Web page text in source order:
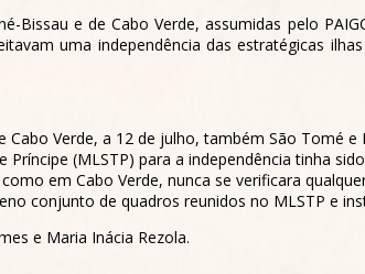
Bissau e de Cabo Verde, assumidas pelo
uma independência das estratégicas
Cabo Verde, a 12 de julho, também São Tomé
(MLSTP) para a independência tinha
em Cabo Verde, nunca se verificara
conjunto de quadros reunidos no MLSTP e
e Maria Inácia Rezola.